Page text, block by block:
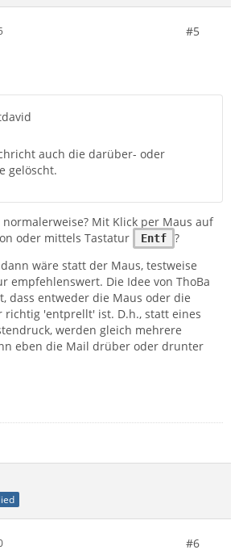
#5
auch die darüber- oder
gelöscht.
Mit Klick per Maus auf
oder mittels Tastatur
Entf
?
wäre statt der Maus, testweise
empfehlenswert. Die Idee von ThoBa
dass entweder die Maus oder die
richtig 'entprellt' ist. D.h., statt eines
werden gleich mehrere
eben die Mail drüber oder drunter
#6